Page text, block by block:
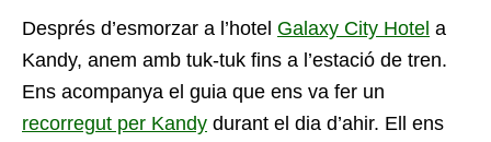
Després d’esmorzar a l’hotel Galaxy City Hotel a
Kandy, anem amb tuk-tuk fins a l’estació de tren.
Ens acompanya el guia que ens va fer un
recorregut per Kandy durant el dia d’ahir. Ell ens